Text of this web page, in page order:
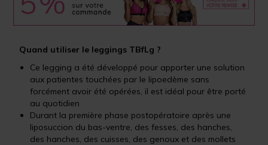
Quand utiliser le leggings TBfLg ?
Ce legging a été développé pour apporter une solution
aux patientes touchées par le lipoedème sans
forcément avoir été opérées, il est idéal pour être porté
au quotidien
Durant la première phase postopératoire après une
liposuccion du bas-ventre, des fesses, des hanches,
des hanches, des cuisses, des genoux et des mollets